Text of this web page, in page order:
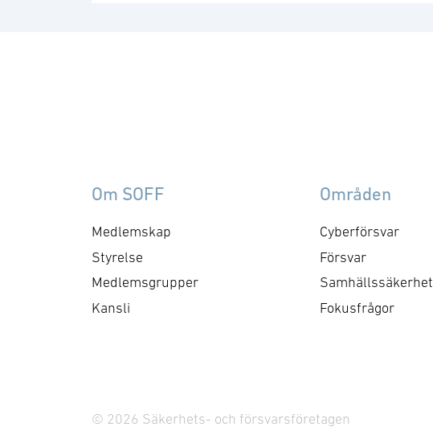
Om SOFF
Medlemskap
Styrelse
Medlemsgrupper
Kansli
Områden
Cyberförsvar
Försvar
Samhällssäkerhet
Fokusfrågor
© 2026 Säkerhets- och försvarsföretagen